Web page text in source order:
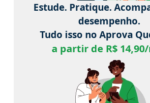
Estude. Pratique.
desempenho.
Tudo isso no Aprova
a partir de R$